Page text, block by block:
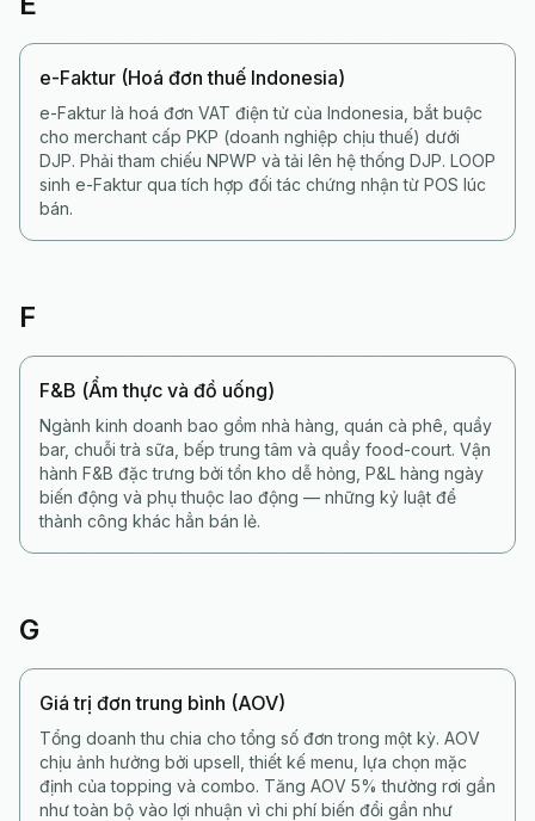
e-Faktur (Hoá đơn thuế Indonesia)
e-Faktur là hoá đơn VAT điện tử của Indonesia, bắt buộc
cho merchant cấp PKP (doanh nghiệp chịu thuế) dưới
DJP. Phải tham chiếu NPWP và tải lên hệ thống DJP. LOOP
sinh e-Faktur qua tích hợp đối tác chứng nhận từ POS lúc
bán.
F
F&B (Ẩm thực và đồ uống)
Ngành kinh doanh bao gồm nhà hàng, quán cà phê, quầy
bar, chuỗi trà sữa, bếp trung tâm và quầy food-court. Vận
hành F&B đặc trưng bởi tồn kho dễ hỏng, P&L hàng ngày
biến động và phụ thuộc lao động — những kỷ luật để
thành công khác hẳn bán lẻ.
G
Giá trị đơn trung bình (AOV)
Tổng doanh thu chia cho tổng số đơn trong một kỳ. AOV
chịu ảnh hưởng bởi upsell, thiết kế menu, lựa chọn mặc
định của topping và combo. Tăng AOV 5% thường rơi gần
như toàn bộ vào lợi nhuận vì chi phí biến đổi gần như